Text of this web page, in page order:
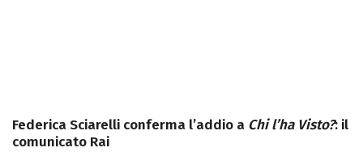
Federica Sciarelli conferma l’addio a Chi l’ha Visto?: il
comunicato Rai